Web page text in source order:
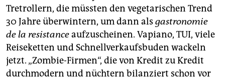
Tretrollern, die müssten den vegetarischen Trend
30 Jahre überwintern, um dann als gastronomie
de la resistanceaufzuscheinen. Vapiano, TUI, viele
Reiseketten und Schnellverkaufsbuden wackeln
jetzt. „Zombie-Firmen“, die von Kredit zu Kredit
durchmodern und nüchtern bilanziert schon vor